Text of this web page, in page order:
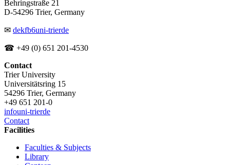
Behringstraße 21
D-54296 Trier, Germany
✉ dekfb6uni-trierde
☎ +49 (0) 651 201-4530
Contact
Trier University
Universitätsring 15
54296 Trier, Germany
+49 651 201-0
infouni-trierde
Contact
Facilities
Faculties & Subjects
Library